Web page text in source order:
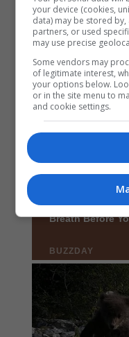
your device (cookies,
data) may be stored
partners, or used
may use precise
Some vendors may
of legitimate interest,
your options below.
or in the site menu to
and cookie settings.